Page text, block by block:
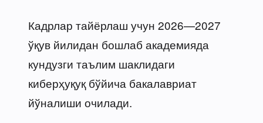
Кадрлар тайёрлаш учун 2026—2027
ўқув йилидан бошлаб академияда
кундузги таълим шаклидаги
киберҳуқуқ бўйича бакалавриат
йўналиши очилади.